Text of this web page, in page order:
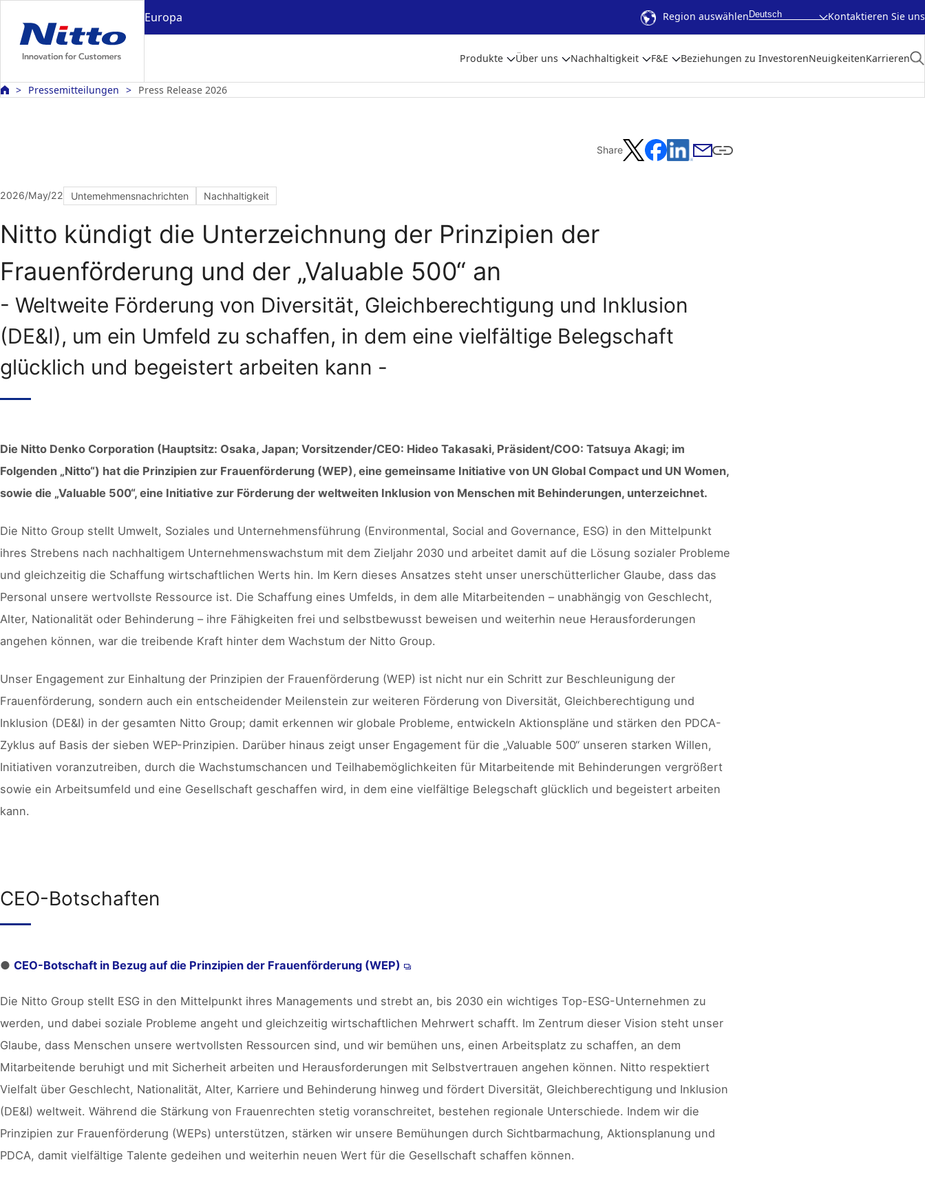
Europa Region auswählen Deutsch Kontaktieren Sie uns
Produkte Über uns Nachhaltigkeit F&E Beziehungen zu InvestorenNeuigkeitenKarrieren
Pressemitteilungen Press Release 2026
Share
2026/May/22 Untemehmensnachrichten Nachhaltigkeit
Nitto kündigt die Unterzeichnung der Prinzipien der
Frauenförderung und der „Valuable 500“ an
- Weltweite Förderung von Diversität, Gleichberechtigung und Inklusion
(DE&I), um ein Umfeld zu schaffen, in dem eine vielfältige Belegschaft
glücklich und begeistert arbeiten kann -
Die Nitto Denko Corporation (Hauptsitz: Osaka, Japan; Vorsitzender/CEO: Hideo Takasaki, Präsident/COO: Tatsuya Akagi; im
Folgenden „Nitto“) hat die Prinzipien zur Frauenförderung (WEP), eine gemeinsame Initiative von UN Global Compact und UN Women,
sowie die „Valuable 500“, eine Initiative zur Förderung der weltweiten Inklusion von Menschen mit Behinderungen, unterzeichnet.
Die Nitto Group stellt Umwelt, Soziales und Unternehmensführung (Environmental, Social and Governance, ESG) in den Mittelpunkt
ihres Strebens nach nachhaltigem Unternehmenswachstum mit dem Zieljahr 2030 und arbeitet damit auf die Lösung sozialer Probleme
und gleichzeitig die Schaffung wirtschaftlichen Werts hin. Im Kern dieses Ansatzes steht unser unerschütterlicher Glaube, dass das
Personal unsere wertvollste Ressource ist. Die Schaffung eines Umfelds, in dem alle Mitarbeitenden – unabhängig von Geschlecht,
Alter, Nationalität oder Behinderung – ihre Fähigkeiten frei und selbstbewusst beweisen und weiterhin neue Herausforderungen
angehen können, war die treibende Kraft hinter dem Wachstum der Nitto Group.
Unser Engagement zur Einhaltung der Prinzipien der Frauenförderung (WEP) ist nicht nur ein Schritt zur Beschleunigung der
Frauenförderung, sondern auch ein entscheidender Meilenstein zur weiteren Förderung von Diversität, Gleichberechtigung und
Inklusion (DE&I) in der gesamten Nitto Group; damit erkennen wir globale Probleme, entwickeln Aktionspläne und stärken den PDCA-
Zyklus auf Basis der sieben WEP-Prinzipien. Darüber hinaus zeigt unser Engagement für die „Valuable 500“ unseren starken Willen,
Initiativen voranzutreiben, durch die Wachstumschancen und Teilhabemöglichkeiten für Mitarbeitende mit Behinderungen vergrößert
sowie ein Arbeitsumfeld und eine Gesellschaft geschaffen wird, in dem eine vielfältige Belegschaft glücklich und begeistert arbeiten
kann.
CEO-Botschaften
● CEO-Botschaft in Bezug auf die Prinzipien der Frauenförderung (WEP)
Die Nitto Group stellt ESG in den Mittelpunkt ihres Managements und strebt an, bis 2030 ein wichtiges Top-ESG-Unternehmen zu
werden, und dabei soziale Probleme angeht und gleichzeitig wirtschaftlichen Mehrwert schafft. Im Zentrum dieser Vision steht unser
Glaube, dass Menschen unsere wertvollsten Ressourcen sind, und wir bemühen uns, einen Arbeitsplatz zu schaffen, an dem
Mitarbeitende beruhigt und mit Sicherheit arbeiten und Herausforderungen mit Selbstvertrauen angehen können. Nitto respektiert
Vielfalt über Geschlecht, Nationalität, Alter, Karriere und Behinderung hinweg und fördert Diversität, Gleichberechtigung und Inklusion
(DE&I) weltweit. Während die Stärkung von Frauenrechten stetig voranschreitet, bestehen regionale Unterschiede. Indem wir die
Prinzipien zur Frauenförderung (WEPs) unterstützen, stärken wir unsere Bemühungen durch Sichtbarmachung, Aktionsplanung und
PDCA, damit vielfältige Talente gedeihen und weiterhin neuen Wert für die Gesellschaft schaffen können.